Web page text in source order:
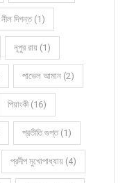
নীল দিগন্ত (1)
নূপুর রায় (1)
পাভেল আমান (2)
পিয়াংকী (16)
প্রতীতি গুপ্ত (1)
প্রদীপ মুখোপাধ্যায় (4)